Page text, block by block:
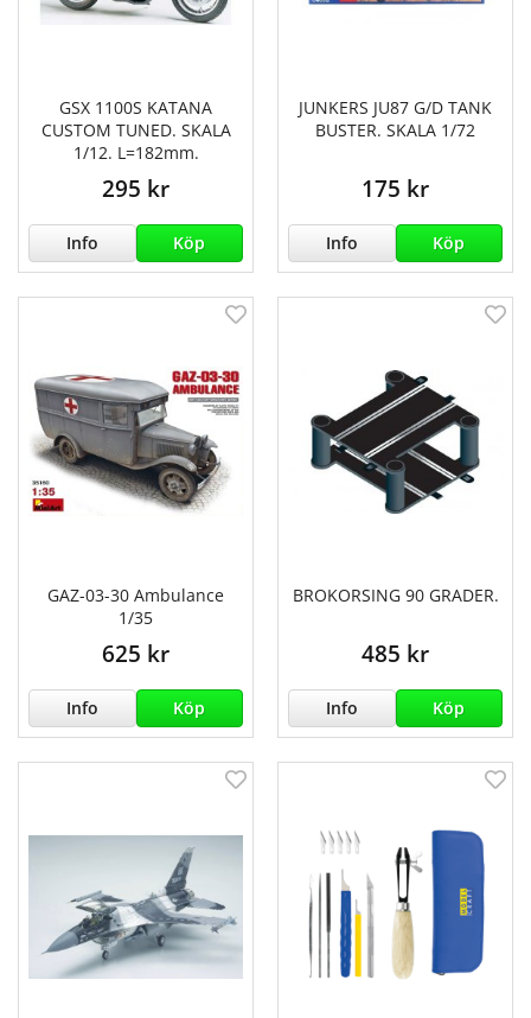
GSX 1100S KATANA
CUSTOM TUNED. SKALA
1/12. L=182mm.
295 kr
Info Köp
JUNKERS JU87 G/D TANK
BUSTER. SKALA 1/72
175 kr
Info Köp
GAZ-03-30 Ambulance
1/35
625 kr
Info Köp
BROKORSING 90 GRADER.
485 kr
Info Köp